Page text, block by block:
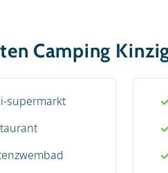
Camping
supermarkt